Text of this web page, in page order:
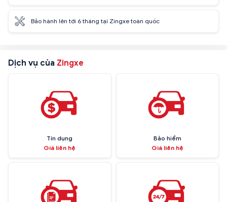
Bảo hành lên tới 6 tháng tại Zingxe toàn quốc
Dịch vụ của Zingxe
Tín dụng
Giá liên hệ
Bảo hiểm
Giá liên hệ